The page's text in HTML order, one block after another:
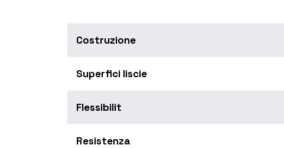
Costruzione
Superfici liscie
Flessibilit
Resistenza